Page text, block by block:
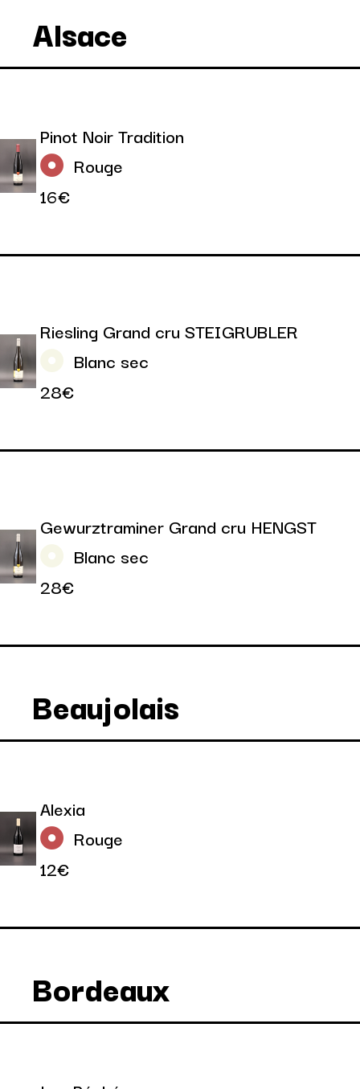
Alsace
Pinot Noir Tradition
Rouge
16€
Riesling Grand cru STEIGRUBLER
Blanc sec
28€
Gewurztraminer Grand cru HENGST
Blanc sec
28€
Beaujolais
Alexia
Rouge
12€
Bordeaux